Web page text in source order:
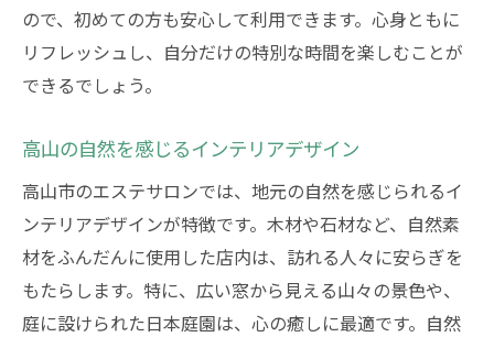
ので、初めての方も安心して利用できます。心身ともに
リフレッシュし、自分だけの特別な時間を楽しむことが
できるでしょう。
高山の自然を感じるインテリアデザイン
高山市のエステサロンでは、地元の自然を感じられるイ
ンテリアデザインが特徴です。木材や石材など、自然素
材をふんだんに使用した店内は、訪れる人々に安らぎを
もたらします。特に、広い窓から見える山々の景色や、
庭に設けられた日本庭園は、心の癒しに最適です。自然